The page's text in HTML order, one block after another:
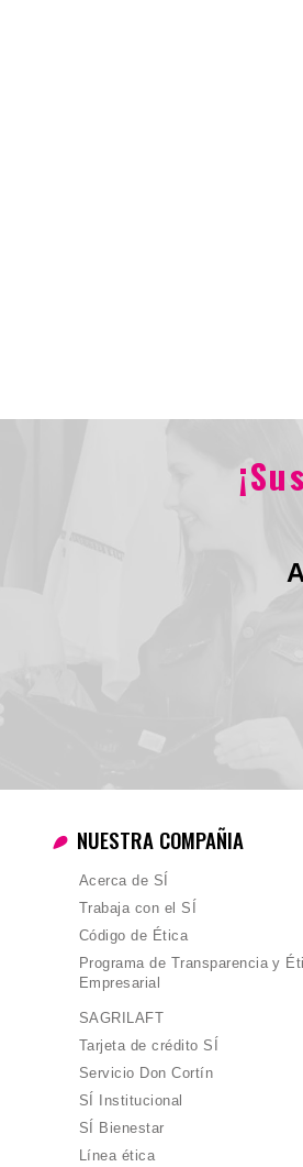
NUESTRA COMPAÑIA
Acerca de SÍ
Trabaja con el SÍ
Código de Ética
Programa de Transparencia y
Empresarial
SAGRILAFT
Tarjeta de crédito SÍ
Servicio Don Cortín
SÍ Institucional
SÍ Bienestar
Línea ética